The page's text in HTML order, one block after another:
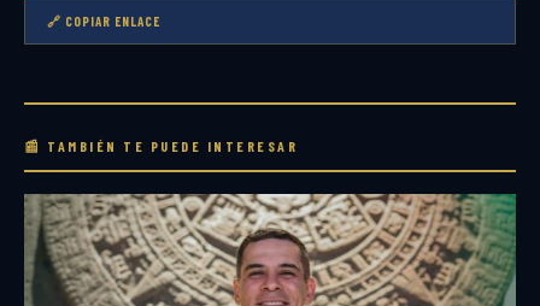
🔗 COPIAR ENLACE
📰 TAMBIÉN TE PUEDE INTERESAR